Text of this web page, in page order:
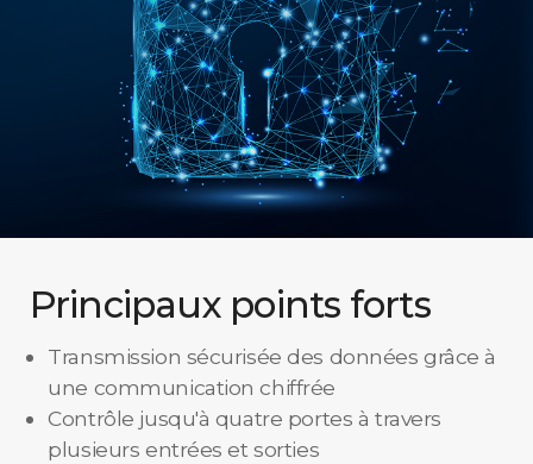
Principaux points forts
Transmission sécurisée des données grâce à
une communication chiffrée
Contrôle jusqu'à quatre portes à travers
plusieurs entrées et sorties